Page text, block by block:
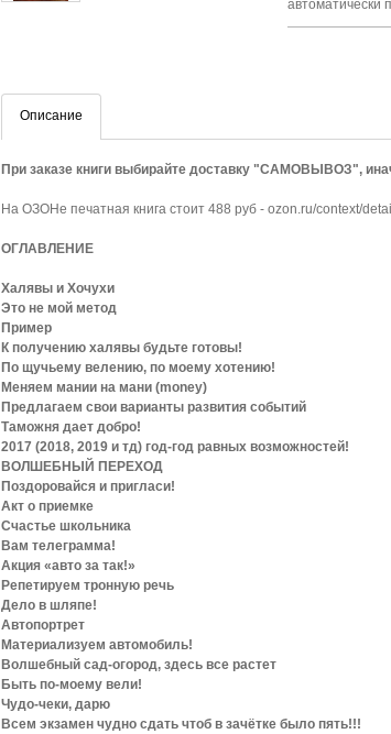
автоматически
Описание
При заказе книги выбирайте доставку "САМОВЫВОЗ",
На ОЗОНе печатная книга стоит 488 руб - ozon.ru/context/
ОГЛАВЛЕНИЕ
Халявы и Хочухи
Это не мой метод
Пример
К получению халявы будьте готовы!
По щучьему велению, по моему хотению!
Меняем мании на мани (money)
Предлагаем свои варианты развития событий
Таможня дает добро!
2017 (2018, 2019 и тд) год-год равных возможностей!
ВОЛШЕБНЫЙ ПЕРЕХОД
Поздоровайся и пригласи!
Акт о приемке
Счастье школьника
Вам телеграмма!
Акция «авто за так!»
Репетируем тронную речь
Дело в шляпе!
Автопортрет
Материализуем автомобиль!
Волшебный сад-огород, здесь все растет
Быть по-моему вели!
Чудо-чеки, дарю
Всем экзамен чудно сдать чтоб в зачётке было пять!!!